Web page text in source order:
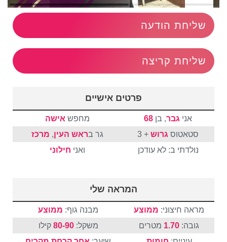
שליחת הודעה
שליחת קריצה
פרטים אישיים
אני גבר, בן 68 מחפש אישה
סטאטוס גרוש + 3 גר בראש העין, מרכז
נולדתי ב: לא עודכן
ואני חילוני
המראה שלי
מראה חיצוני: ממוצע מבנה גוף: ממוצע
גובה: 1.70 מטרים משקל:80-90 קילו